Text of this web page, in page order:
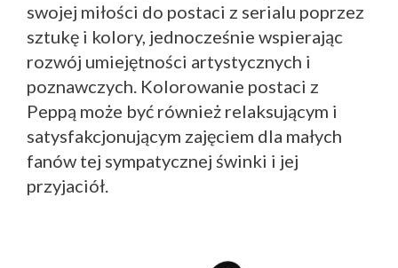
swojej miłości do postaci z serialu poprzez
sztukę i kolory, jednocześnie wspierając
rozwój umiejętności artystycznych i
poznawczych. Kolorowanie postaci z
Peppą może być również relaksującym i
satysfakcjonującym zajęciem dla małych
fanów tej sympatycznej świnki i jej
przyjaciół.